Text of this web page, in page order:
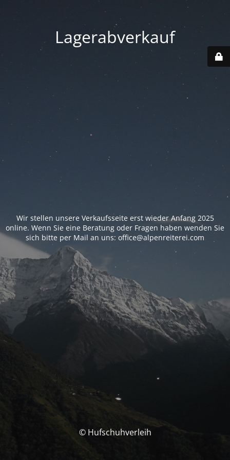
Lagerabverkauf
Wir stellen unsere Verkaufsseite erst wieder Anfang 2025
online. Wenn Sie eine Beratung oder Fragen haben wenden Sie
sich bitte per Mail an uns: office@alpenreiterei.com
© Hufschuhverleih